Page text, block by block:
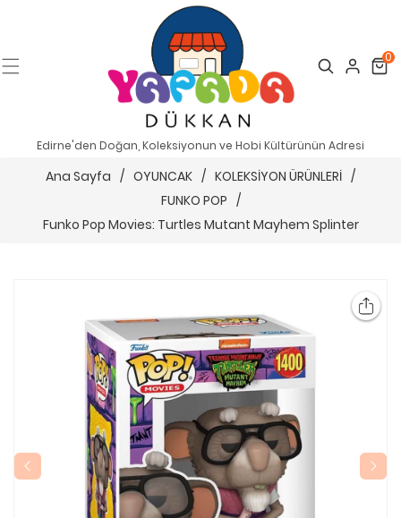
Search Cart
0
Edirne'den Doğan, Koleksiyonun ve Hobi Kültürünün Adresi
Ana Sayfa / OYUNCAK / KOLEKSİYON ÜRÜNLERİ /
FUNKO POP /
Funko Pop Movies: Turtles Mutant Mayhem Splinter